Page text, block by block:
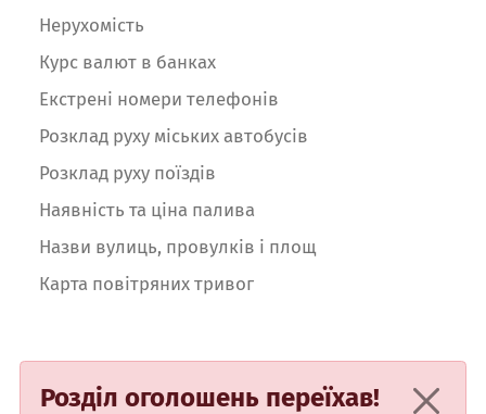
Нерухомість
Курс валют в банках
Екстрені номери телефонів
Розклад руху міських автобусів
Розклад руху поїздів
Наявність та ціна палива
Назви вулиць, провулків і площ
Карта повітряних тривог
Розділ оголошень переїхав!